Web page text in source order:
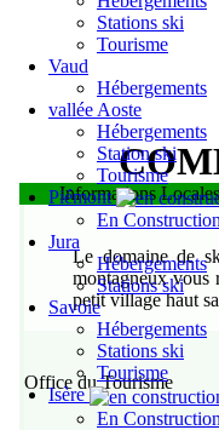
Informations Locales
Le domaine de
montagneuxvous
petit village haut
Office du Tourisme
Stations ski
Tourisme
Vaud
Hébergements
vallée Aoste
Hébergements
Station ski
Tourisme
Piémont
En Construction
Jura
Hébergements
Stations ski
Savoie
Hébergements
Stations ski
Tourisme
Isère
En Construction